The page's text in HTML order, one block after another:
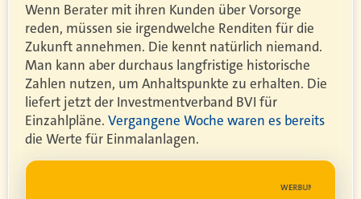
Wenn Berater mit ihren Kunden über Vorsorge
reden, müssen sie irgendwelche Renditen für die
Zukunft annehmen. Die kennt natürlich niemand.
Man kann aber durchaus langfristige historische
Zahlen nutzen, um Anhaltspunkte zu erhalten. Die
liefert jetzt der Investmentverband BVI für
Einzahlpläne. Vergangene Woche waren es bereits
die Werte für Einmalanlagen.
WERBUNG